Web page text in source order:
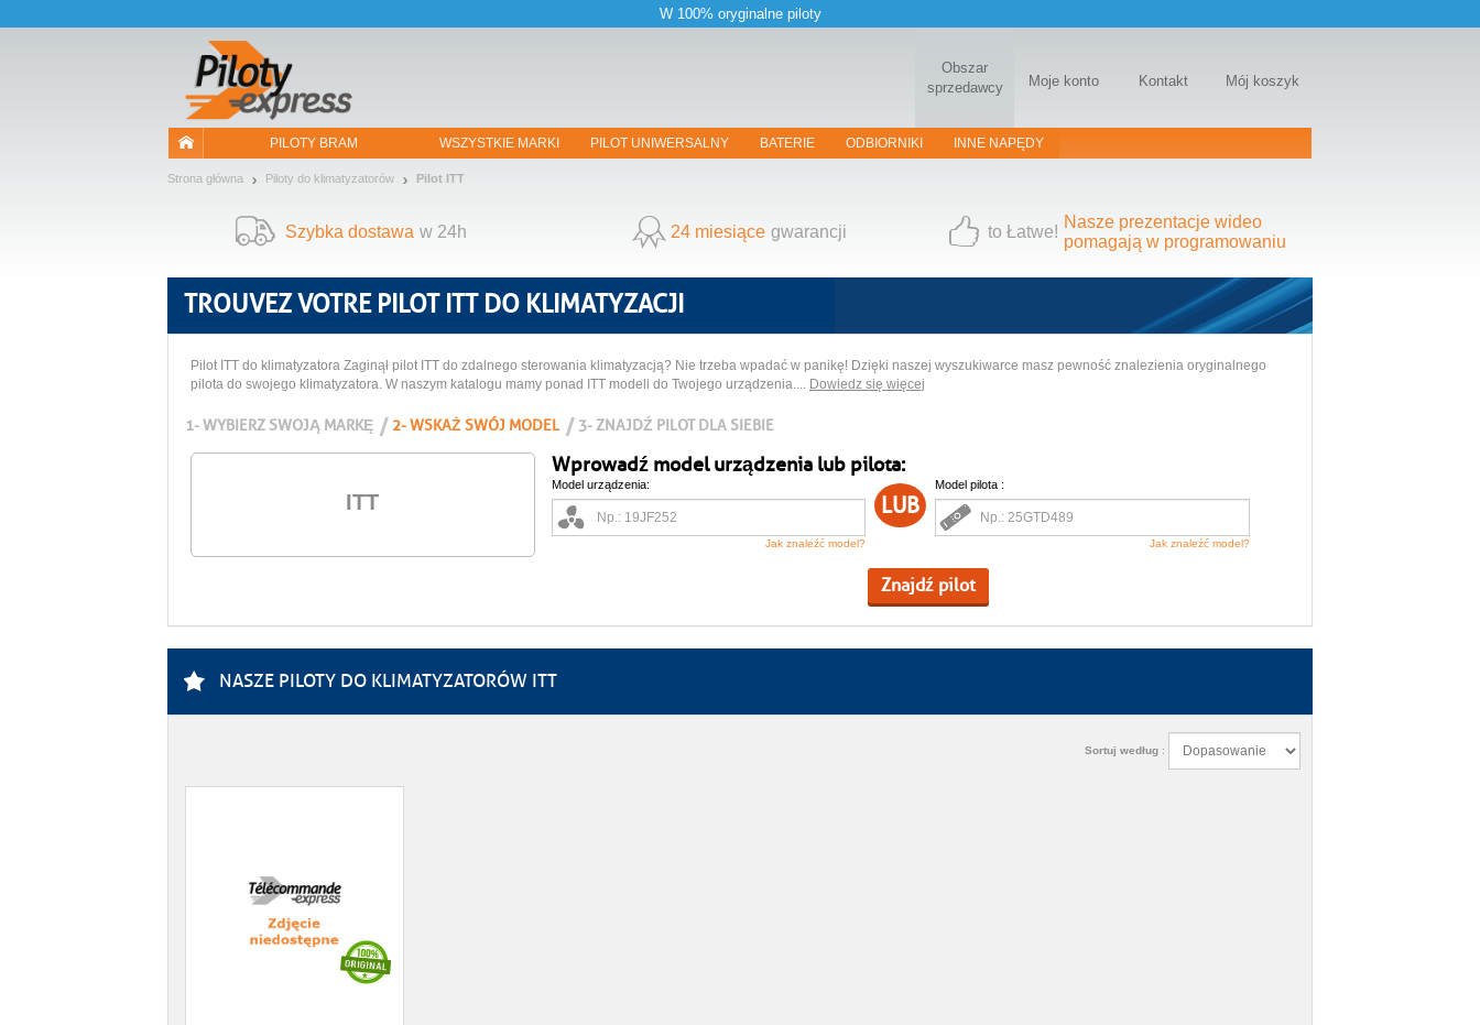
W 100% oryginalne piloty
Obszar
sprzedawcy
Moje konto Kontakt Mój koszyk
PILOTY BRAM WSZYSTKIE MARKI PILOT UNIWERSALNY BATERIE ODBIORNIKI INNE NAPĘDY
Strona główna Piloty do klimatyzatorów Pilot ITT
Szybka dostawa w 24h 24 miesiące gwarancji to Łatwe!
Nasze prezentacje wideo
pomagają w programowaniu
TROUVEZ VOTRE PILOT ITT DO KLIMATYZACJI
Pilot ITT do klimatyzatora Zaginął pilot ITT do zdalnego sterowania klimatyzacją? Nie trzeba wpadać w panikę! Dzięki naszej wyszukiwarce masz pewność znalezienia oryginalnego
pilota do swojego klimatyzatora. W naszym katalogu mamy ponad ITT modeli do Twojego urządzenia.... Dowiedz się więcej
1- WYBIERZ SWOJĄ MARKĘ 2- WSKAŻ SWÓJ MODEL 3- ZNAJDŹ PILOT DLA SIEBIE
ITT
Wprowadź model urządzenia lub pilota:
Model urządzenia:
Jak znaleźć model?
LUB
Model pilota :
Jak znaleźć model?
Znajdź pilot
NASZE PILOTY DO KLIMATYZATORÓW ITT
Sortuj według :